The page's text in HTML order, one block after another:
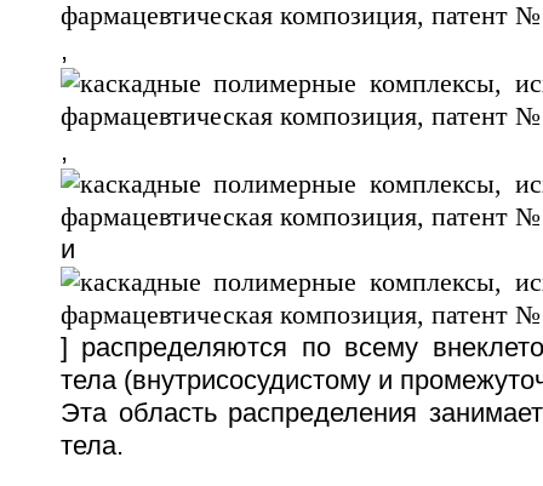
,
,
и
] распределяются по всему
тела (внутрисосудистому и
Эта область распределения
тела.